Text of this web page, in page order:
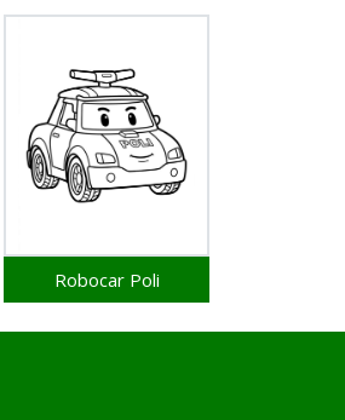
Robocar Poli